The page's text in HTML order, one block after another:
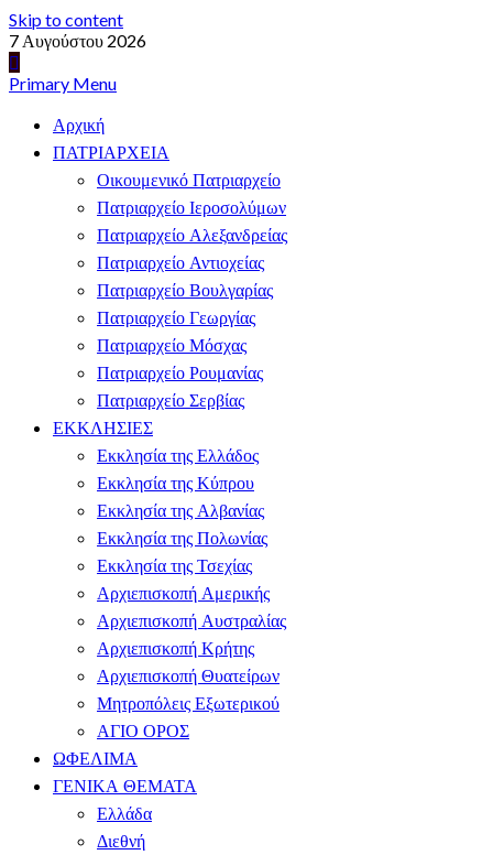
Skip to content
7 Αυγούστου 2026
Primary Menu
Αρχική
ΠΑΤΡΙΑΡΧΕΙΑ
Οικουμενικό Πατριαρχείο
Πατριαρχείο Ιεροσολύμων
Πατριαρχείο Αλεξανδρείας
Πατριαρχείο Αντιοχείας
Πατριαρχείο Βουλγαρίας
Πατριαρχείο Γεωργίας
Πατριαρχείο Μόσχας
Πατριαρχείο Ρουμανίας
Πατριαρχείο Σερβίας
ΕΚΚΛΗΣΙΕΣ
Εκκλησία της Ελλάδος
Εκκλησία της Κύπρου
Εκκλησία της Αλβανίας
Εκκλησία της Πολωνίας
Εκκλησία της Τσεχίας
Αρχιεπισκοπή Αμερικής
Αρχιεπισκοπή Αυστραλίας
Αρχιεπισκοπή Κρήτης
Αρχιεπισκοπή Θυατείρων
Μητροπόλεις Εξωτερικού
ΑΓΙΟ ΟΡΟΣ
ΩΦΕΛΙΜΑ
ΓΕΝΙΚΑ ΘΕΜΑΤΑ
Ελλάδα
Διεθνή